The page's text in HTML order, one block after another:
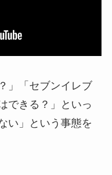
」「セブンイレブ
できる？」といっ
い」という事態を